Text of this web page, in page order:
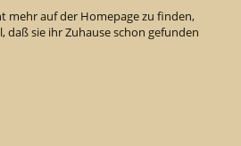
mehr auf der Homepage zu finden,
daß sie ihr Zuhause schon gefunden